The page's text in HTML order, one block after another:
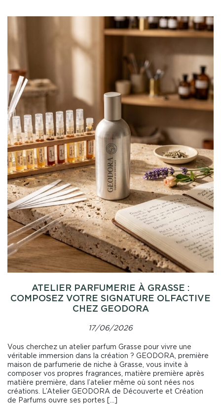
ATELIER PARFUMERIE À GRASSE :
COMPOSEZ VOTRE SIGNATURE OLFACTIVE
CHEZ GEODORA
17/06/2026
Vous cherchez un atelier parfum Grasse pour vivre une
véritable immersion dans la création ? GEODORA, première
maison de parfumerie de niche à Grasse, vous invite à
composer vos propres fragrances, matière première après
matière première, dans l’atelier même où sont nées nos
créations. L’Atelier GEODORA de Découverte et Création
de Parfums ouvre ses portes […]